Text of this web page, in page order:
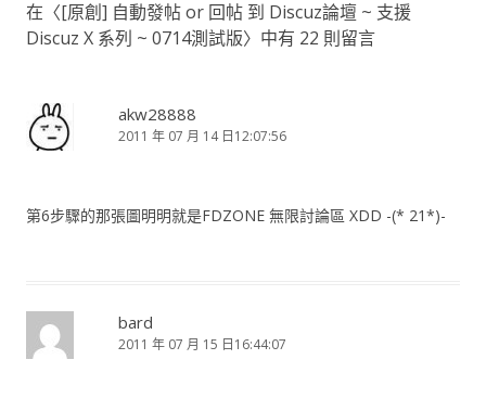
在〈[原創] 自動發帖 or 回帖 到 Discuz論壇 ~ 支援
Discuz X 系列 ~ 0714測試版〉中有 22 則留言
akw28888
2011 年 07 月 14 日12:07:56
第6步驟的那張圖明明就是FDZONE 無限討論區 XDD -(* 21*)-
bard
2011 年 07 月 15 日16:44:07